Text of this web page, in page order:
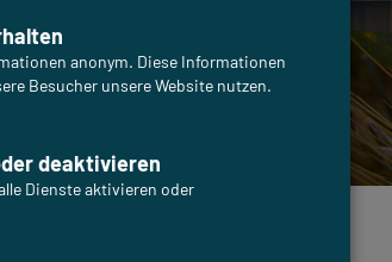
anonym. Diese Informationen
Besucher unsere Website nutzen.
deaktivieren
Dienste aktivieren oder